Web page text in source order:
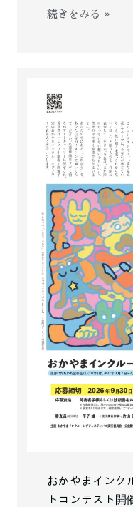
続きをみる »
おかやまインク
トコンテスト開